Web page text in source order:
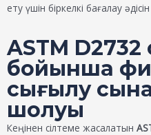
ету үшін біркелкі бағалау
ASTM
бойынша
сығылу
шолуы
Кеңінен сілтеме жасалатын